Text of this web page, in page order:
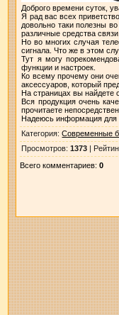
Доброго времени суток,
Я рад вас всех
довольно таки полезны
различные средства связи.
Но во многих случая
сигнала. Что же в этом
Тут я могу
функции и настроек.
Ко всему прочему они
аксессуаров, который
На страницах вы найдете
Вся продукция очень
прочитаете
Надеюсь информация для
Категория:Современные
Просмотров:1373 |
Всего комментариев:0